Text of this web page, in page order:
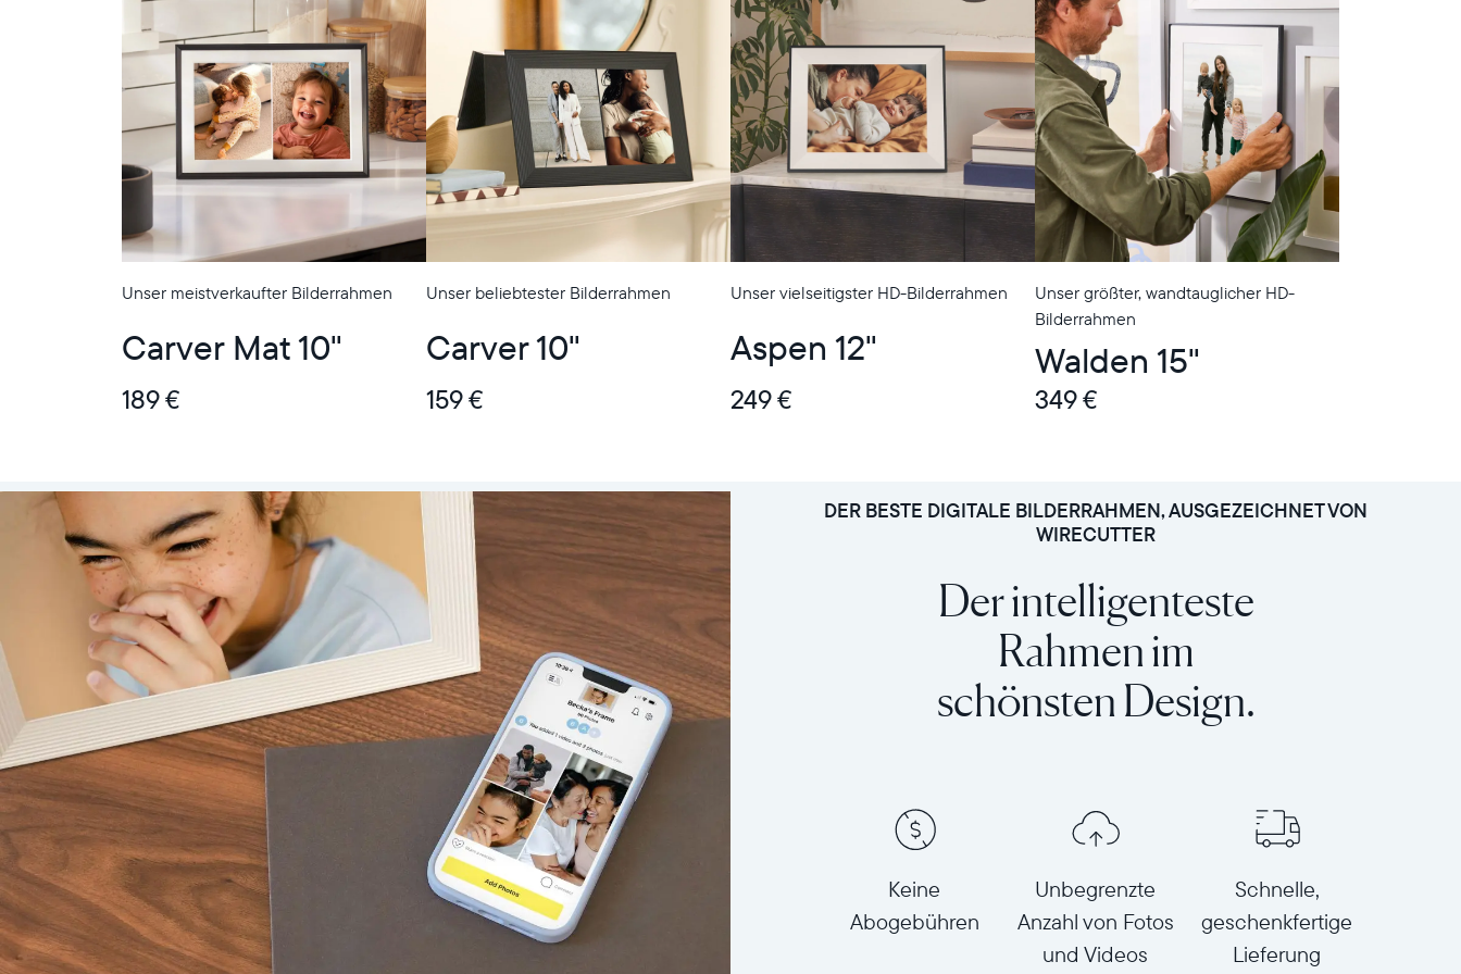
Unser meistverkaufter Bilderrahmen
Carver Mat 10"
189 €
Unser beliebtester Bilderrahmen
Carver 10"
159 €
Unser vielseitigster HD-Bilderrahmen
Aspen 12"
249 €
Unser größter, wandtauglicher HD-
Bilderrahmen
Walden 15"
349 €
DER BESTE DIGITALE BILDERRAHMEN, AUSGEZEICHNET VON
WIRECUTTER
Der intelligenteste
Rahmen im
schönsten Design.
Keine
Abogebühren
Unbegrenzte
Anzahl von Fotos
und Videos
Schnelle,
geschenkfertige
Lieferung